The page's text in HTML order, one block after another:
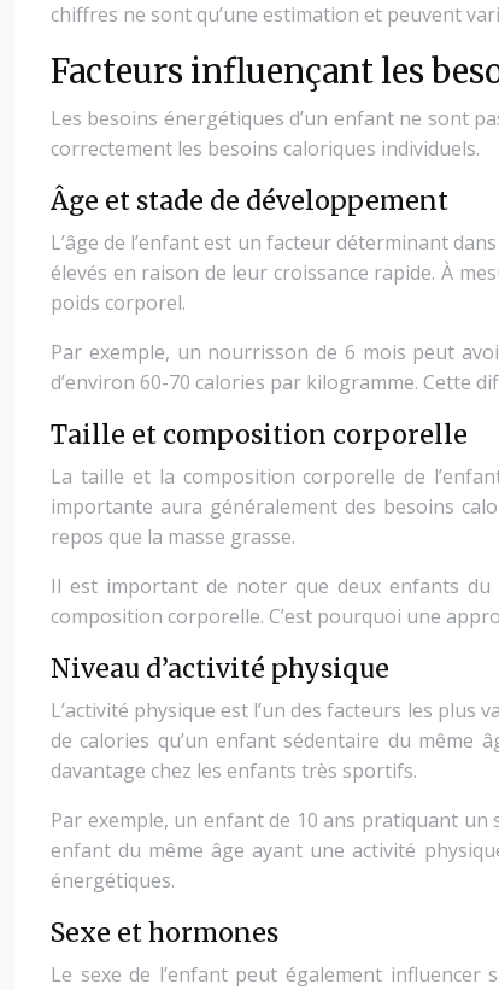
chiffres ne sont qu’une estimation et peuvent
Facteurs influençant les
Les besoins énergétiques d’un enfant ne sont
correctement les besoins caloriques individuels.
Âge et stade de développement
L’âge de l’enfant est un facteur déterminant
élevés en raison de leur croissance rapide. À
poids corporel.
Par exemple, un nourrisson de 6 mois peut
d’environ 60-70 calories par kilogramme. Cette
Taille et composition corporelle
La taille et la composition corporelle de
importante aura généralement des besoins
repos que la masse grasse.
Il est important de noter que deux enfants
composition corporelle. C’est pourquoi une
Niveau d’activité physique
L’activité physique est l’un des facteurs les
de calories qu’un enfant sédentaire du même
davantage chez les enfants très sportifs.
Par exemple, un enfant de 10 ans pratiquant un
enfant du même âge ayant une activité
énergétiques.
Sexe et hormones
Le sexe de l’enfant peut également